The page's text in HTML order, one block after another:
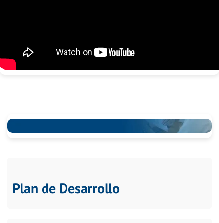
Plan de Desarrollo